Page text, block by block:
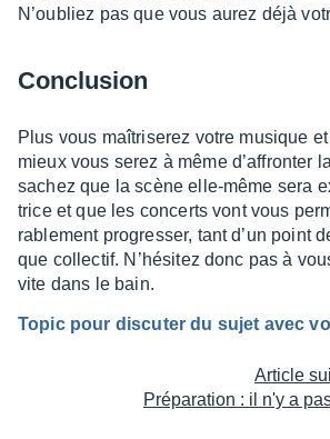
N’ou­bliez pas que vous aurez déjà
Conclu­sion
Plus vous maîtri­se­rez votre musique
mieux vous serez à même d’af­fron­ter
sachez que la scène elle-même sera
trice et que les concerts vont vous
ra­ble­ment progres­ser, tant d’un point
que collec­tif. N’hé­si­tez donc pas à
vite dans le bain.
Topic pour discu­ter du sujet avec
Article
Préparation : il n'y a